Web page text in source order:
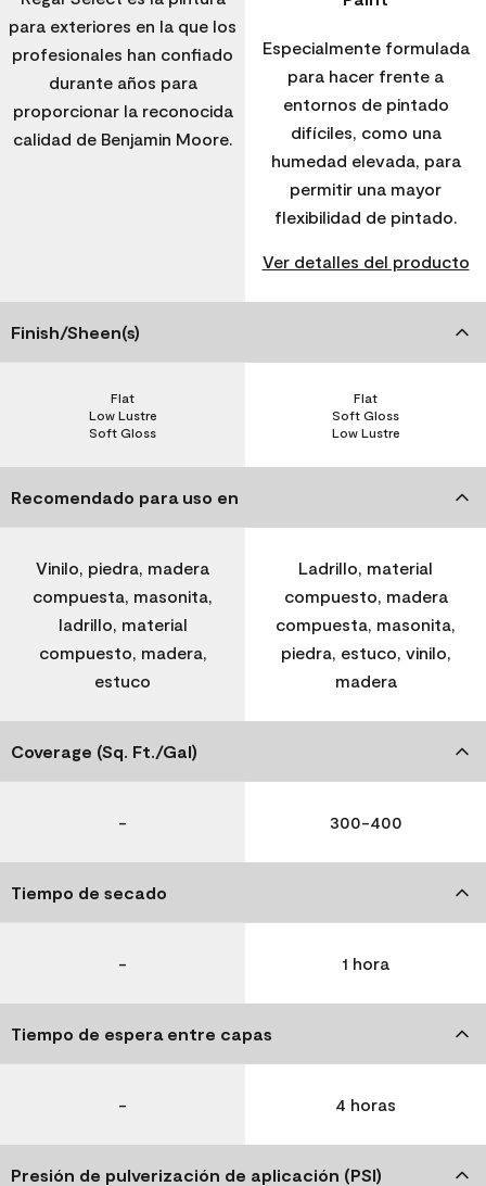
para exteriores en la que los
profesionales han confiado
durante años para
proporcionar la reconocida
calidad de Benjamin Moore.
Especialmente formulada
para hacer frente a
entornos de pintado
difíciles, como una
humedad elevada, para
permitir una mayor
flexibilidad de pintado.
Ver detalles del producto
Finish/Sheen(s)
Soft Gloss
Low Lustre
Flat
Low Lustre
Soft Gloss
Flat
Recomendado para uso en
Vinilo, piedra, madera
compuesta, masonita,
ladrillo, material
compuesto, madera,
estuco
Ladrillo, material
compuesto, madera
compuesta, masonita,
piedra, estuco, vinilo,
madera
Coverage (Sq. Ft./Gal)
- 300-400
Tiempo de secado
- 1 hora
Tiempo de espera entre capas
- 4 horas
Presión de pulverización de aplicación (PSI)